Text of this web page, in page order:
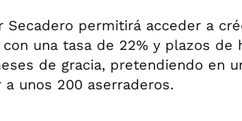
Secadero permitirá acceder a
una tasa de 22% y plazos de
de gracia, pretendiendo en
unos 200 aserraderos.